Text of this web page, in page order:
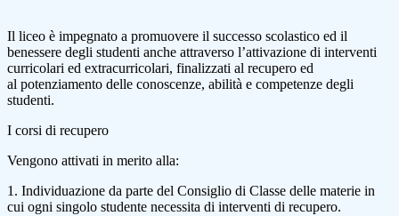
Il liceo è impegnato a promuovere il successo scolastico ed il
benessere degli studenti anche attraverso l’attivazione di interventi
curricolari ed extracurricolari, finalizzati al recupero ed
al potenziamento delle conoscenze, abilità e competenze degli
studenti.
I corsi di recupero
Vengono attivati in merito alla:
1. Individuazione da parte del Consiglio di Classe delle materie in
cui ogni singolo studente necessita di interventi di recupero.